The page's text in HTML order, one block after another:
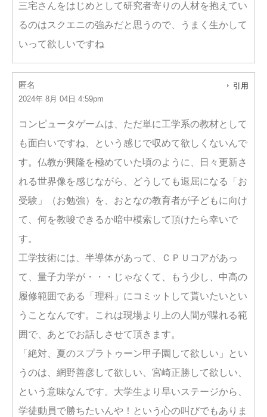
三宅さんをはじめとして研究者寄りの人材を抱えてい
るのはスクエニの強みだと思うので、うまく生かして
いって欲しいですね
匿名
2024年 8月 04日 4:59pm
引用
コンピュータゲームは、ただ単に工学系の教材として
も面白いですね、という感じで収めて欲しくないんで
す。仏教が興隆を極めていた頃のように、日々更新さ
れる世界像を感じながら、どうしても退屈になる「お
受験」（お勉強）を、おとなの教育者が子どもに向け
て、何を教唆できるか暗中模索して頂けたら幸いで
す。
工学技術には、半導体があって、ＣＰＵコアがあっ
て、量子力学が・・・じゃなくて、もう少し、中高の
履修範囲である「理科」にコミットして貰いたいとい
うことなんです。これは現場より上の人間が喋れる範
囲で、あとでお話しさせて頂きます。
「絶対、夏のスプラトゥーン甲子園して欲しい」とい
うのは、網野善彦して欲しい、宮崎正勝して欲しい、
という意味なんです。大学生より早いステージから、
学徒動員で勝ちたいんや！という心の叫びでもありま